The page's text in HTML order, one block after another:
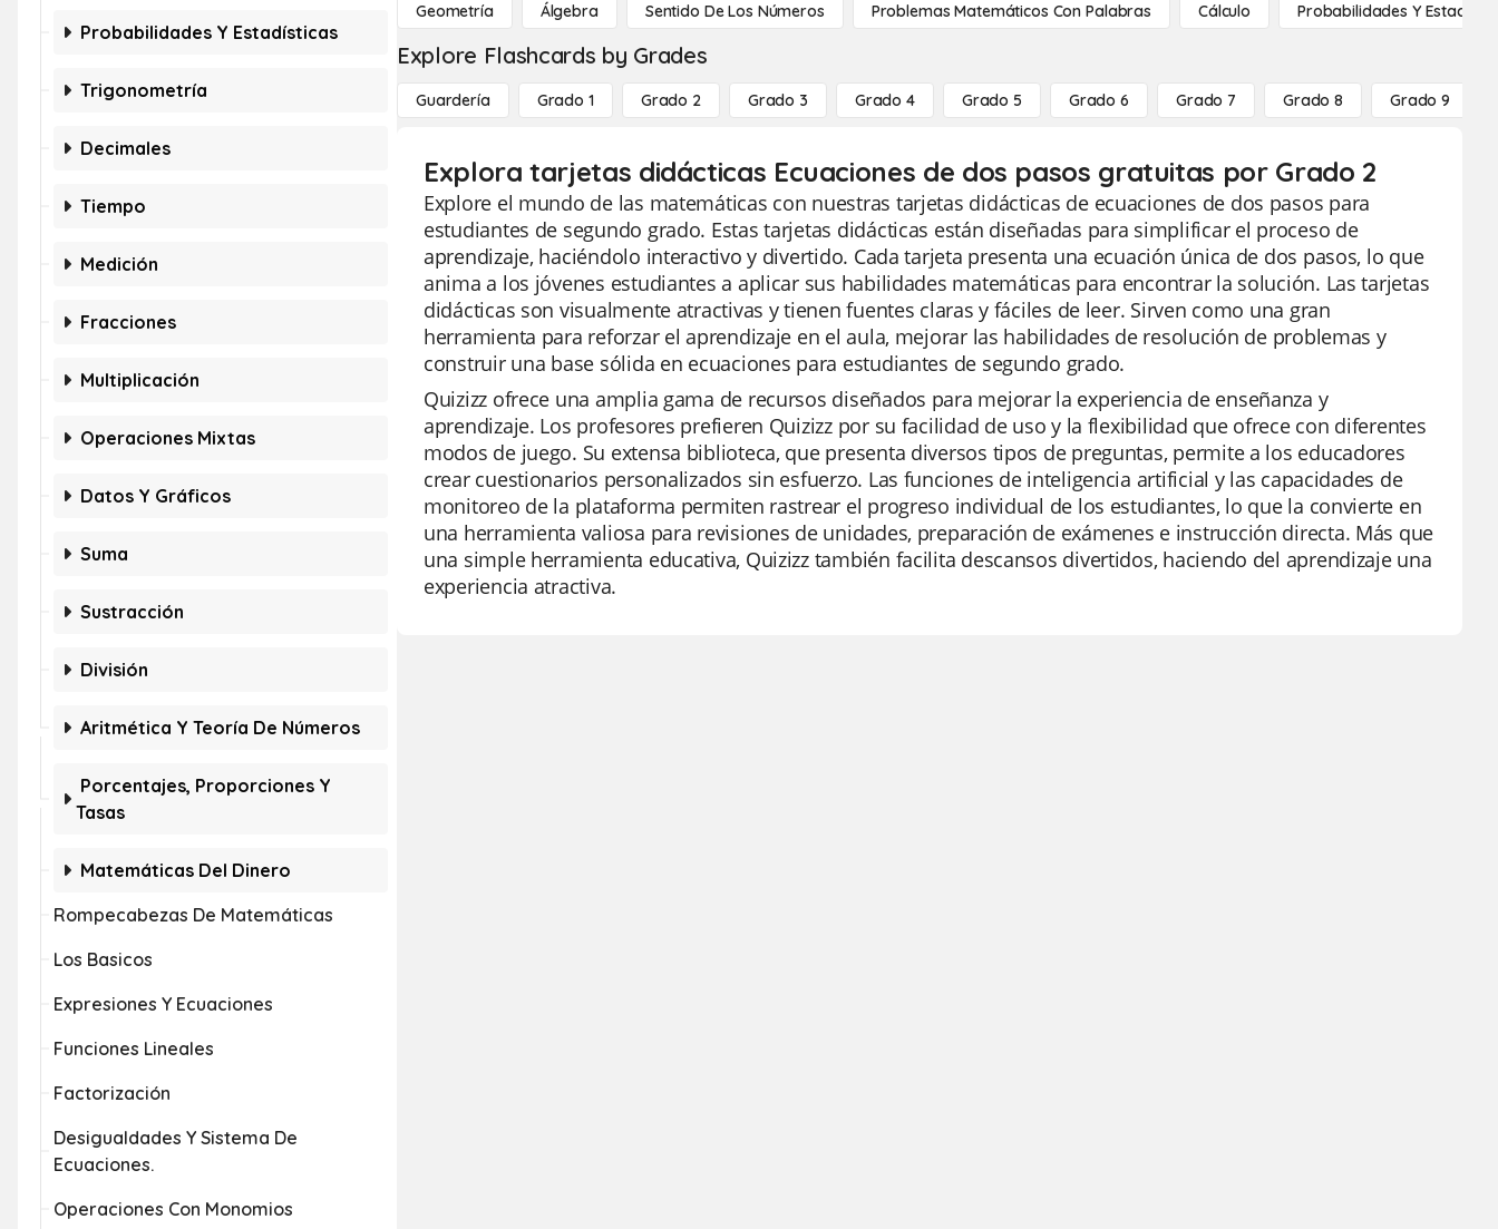
Probabilidades Y Estadísticas
Trigonometría
Decimales
Tiempo
Medición
Fracciones
Multiplicación
Operaciones Mixtas
Datos Y Gráficos
Suma
Sustracción
División
Aritmética Y Teoría De Números
Porcentajes, Proporciones Y
Tasas
Matemáticas Del Dinero
Rompecabezas De Matemáticas
Los Basicos
Expresiones Y Ecuaciones
Funciones Lineales
Factorización
Desigualdades Y Sistema De
Ecuaciones.
Operaciones Con Monomios
Geometría Álgebra Sentido De Los Números Problemas Matemáticos Con Palabras Cálculo Probabilidades Y
Explore Flashcards by Grades
Guardería Grado 1 Grado 2 Grado 3 Grado 4 Grado 5 Grado 6 Grado 7 Grado 8 Grado 9
Explora tarjetas didácticas Ecuaciones de dos pasos gratuitas por Grado 2
Explore el mundo de las matemáticas con nuestras tarjetas didácticas de ecuaciones de dos pasos para
estudiantes de segundo grado. Estas tarjetas didácticas están diseñadas para simplificar el proceso de
aprendizaje, haciéndolo interactivo y divertido. Cada tarjeta presenta una ecuación única de dos pasos, lo que
anima a los jóvenes estudiantes a aplicar sus habilidades matemáticas para encontrar la solución. Las tarjetas
didácticas son visualmente atractivas y tienen fuentes claras y fáciles de leer. Sirven como una gran
herramienta para reforzar el aprendizaje en el aula, mejorar las habilidades de resolución de problemas y
construir una base sólida en ecuaciones para estudiantes de segundo grado.
Quizizz ofrece una amplia gama de recursos diseñados para mejorar la experiencia de enseñanza y
aprendizaje. Los profesores prefieren Quizizz por su facilidad de uso y la flexibilidad que ofrece con diferentes
modos de juego. Su extensa biblioteca, que presenta diversos tipos de preguntas, permite a los educadores
crear cuestionarios personalizados sin esfuerzo. Las funciones de inteligencia artificial y las capacidades de
monitoreo de la plataforma permiten rastrear el progreso individual de los estudiantes, lo que la convierte en
una herramienta valiosa para revisiones de unidades, preparación de exámenes e instrucción directa. Más que
una simple herramienta educativa, Quizizz también facilita descansos divertidos, haciendo del aprendizaje una
experiencia atractiva.